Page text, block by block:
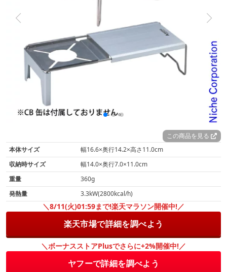
この商品を見る
本体サイズ
幅16.6×奥行14.2×高さ11.0cm
収納時サイズ
幅14.0×奥行7.0×11.0cm
重量
360g
発熱量
3.3kW(2800kcal/h)
＼8/11(火)01:59まで!楽天マラソン開催中!／
楽天市場で詳細を調べよう
＼ボーナスストアPlusでさらに+2%開催中!／
ヤフーで詳細を調べよう